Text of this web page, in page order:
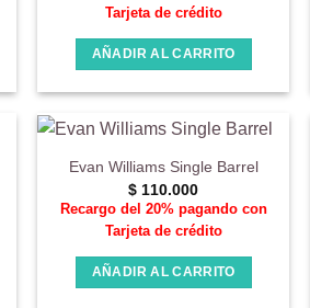
Tarjeta de crédito
AÑADIR AL CARRITO
Evan Williams Single Barrel
$ 110.000
Recargo del 20% pagando con
Tarjeta de crédito
AÑADIR AL CARRITO